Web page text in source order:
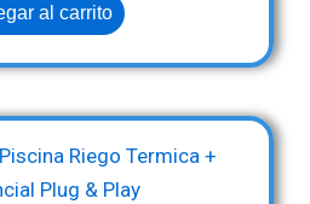
al carrito